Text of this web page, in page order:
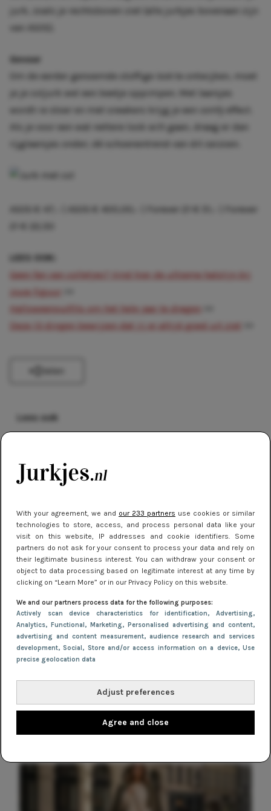
With your agreement, we and our 233 partners use cookies or similar
technologies to store, access, and process personal data like your
visit on this website, IP addresses and cookie identifiers. Some
partners do not ask for your consent to process your data and rely on
their legitimate business interest. You can withdraw your consent or
object to data processing based on legitimate interest at any time by
clicking on “Learn More” or in our Privacy Policy on this website.
We and our partners process data for the following purposes:
Actively scan device characteristics for identification, Advertising,
Analytics, Functional, Marketing, Personalised advertising and content,
advertising and content measurement, audience research and services
development, Social, Store and/or access information on a device, Use
precise geolocation data
Adjust preferences
Agree and close
, zoals je rechtsboven ziet (alle jurkjes bovenaan zijn
van
Gevaar
Om de eerder genoemde stoffige
te ontwijken, moet
je je coljurk wel een beetje oppimpen. Met
laarsjes
wordt-ie stoer en met
sneakers krijg je een
Als je voor een wat nettere look wilt gaan, draag er dan
rijglaarsjes
onder; dé schoenentrend van dit seizoen.
LEES OOK:
Geen fan van colletjes? Vind hier de ultieme halslijn bij
jouw figuur
Halloweenoutfits om het hele jaar te dragen
Deze 13 dingen bewijzen dat jij er altijd goed uit ziet
Lees ook
Zo kies je de juiste schoenen bij je jurk
Stralen tijdens Oud en Nieuw: De
perfecte jurkjes voor een knallend
begin van het nieuwe jaar!
TIPS
Zó draag je jurkjes met panty in de
herfst en winter
Waarom burgundy dé trendkleur is
voor jurkjes dit najaar